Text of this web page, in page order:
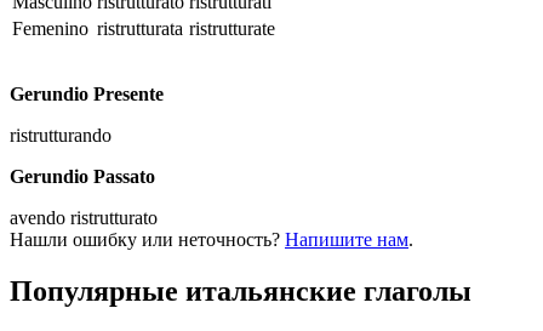
Femenino ristrutturata ristrutturate
Gerundio Presente
ristrutturando
Gerundio Passato
avendo ristrutturato
Нашли ошибку или неточность? Напишите нам.
Популярные итальянские глаголы